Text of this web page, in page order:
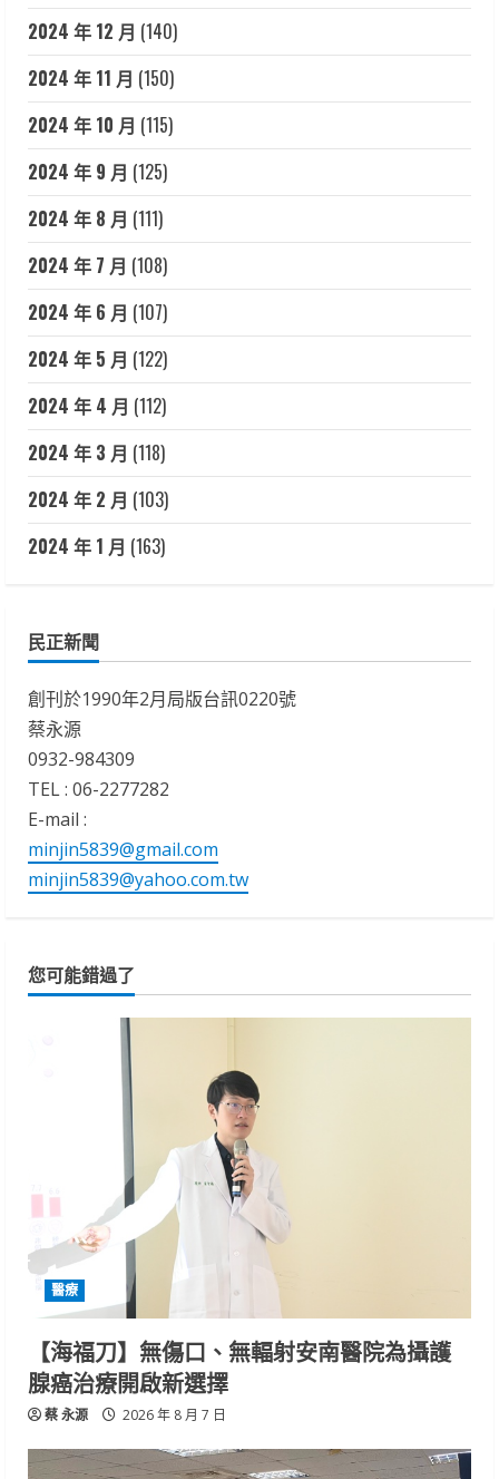
2024 年 12 月 (140)
2024 年 11 月 (150)
2024 年 10 月 (115)
2024 年 9 月 (125)
2024 年 8 月 (111)
2024 年 7 月 (108)
2024 年 6 月 (107)
2024 年 5 月 (122)
2024 年 4 月 (112)
2024 年 3 月 (118)
2024 年 2 月 (103)
2024 年 1 月 (163)
民正新聞
創刊於1990年2月局版台訊0220號
蔡永源
0932-984309
TEL : 06-2277282
E-mail :
minjin5839@gmail.com
minjin5839@yahoo.com.tw
您可能錯過了
醫療
【海福刀】無傷口、無輻射安南醫院為攝護
腺癌治療開啟新選擇
蔡 永源 2026 年 8 月 7 日